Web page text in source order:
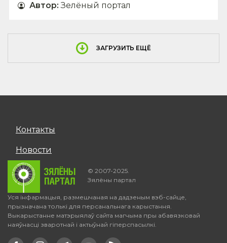
Автор: Зелёный портал
ЗАГРУЗИТЬ ЕЩЁ
Контакты
Новости
© 2007-2025.
Зялёны партал
Уся інфармацыя, размешчаная на дадзеным вэб-сайце,
прызначана толькі для персанальнага карыстання.
Выкарыстанне матэрыялаў сайта магчыма пры абавязковай
наяўнасці зваротнай і актыўнай гіперспасылкі.